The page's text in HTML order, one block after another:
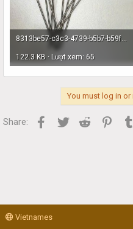
8313be57-c3c3-4739-b5b7-b59f7c529cee.jpg
122.3 KB · Lượt xem: 65
You must log in or
Share: Facebook
Twitter Reddit
Vietnames